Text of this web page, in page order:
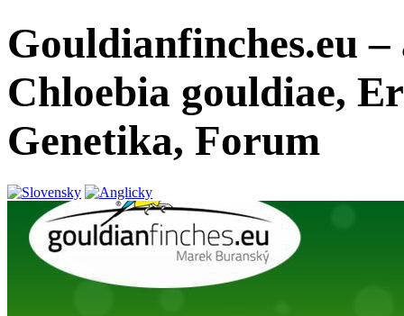
Gouldianfinches.eu
Chloebia gouldiae,
Genetika, Forum